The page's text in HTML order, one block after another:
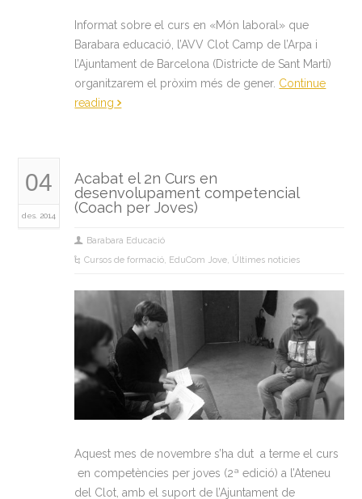
Informat sobre el curs en «Món laboral» que
Barabara educació, l’AVV Clot Camp de l’Arpa i
l’Ajuntament de Barcelona (Districte de Sant Martí)
organitzarem el pròxim més de gener. Continue
reading
04
des. 2014
Acabat el 2n Curs en
desenvolupament competencial
(Coach per Joves)
Barabara Educació
Cursos de formació, EduCom Jove, Últimes noticies
Aquest mes de novembre s’ha dut a terme el curs
en competències per joves (2ª edició) a l’Ateneu
del Clot, amb el suport de l’Ajuntament de